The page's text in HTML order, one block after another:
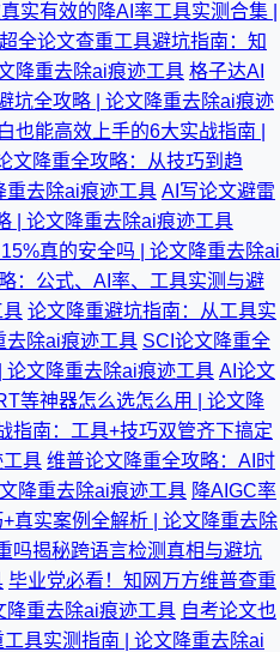
实有效的降AI率工具实测合集 |
全论文查重工具避坑指南：知
降重去除ai痕迹工具 格子达AI
坑全攻略 | 论文降重去除ai痕迹
也能高效上手的6大实战指南 |
文降重全攻略：从技巧到趋
重去除ai痕迹工具 AI写论文避雷
| 论文降重去除ai痕迹工具
真的安全吗 | 论文降重去除ai
：公式、AI率、工具实测与避
具 论文降重避坑指南：从工具实
去除ai痕迹工具 SCI论文降重全
论文降重去除ai痕迹工具 AI论文
等神器怎么选怎么用 | 论文降
指南：工具+技巧双管齐下搞定
具 维普论文降重全攻略：AI时
降重去除ai痕迹工具 降AIGC率
真实案例全解析 | 论文降重去除
吗揭秘跨语言检测真相与避坑
毕业党必看！知网万方维普查重
降重去除ai痕迹工具 自考论文也
具实测指南 | 论文降重去除ai